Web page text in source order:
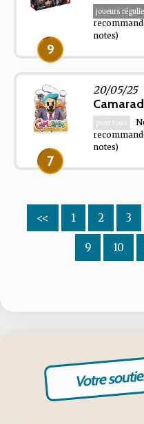
9
joueurs
notes)
7
20/05/25
pour tous
notes)
<< 1 2 3
9 10
Votre